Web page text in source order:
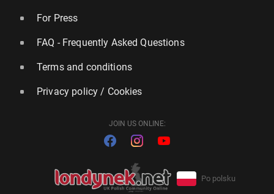
For Press
FAQ - Frequently Asked Questions
Terms and conditions
Privacy policy / Cookies
JOIN US ONLINE:
Po polsku